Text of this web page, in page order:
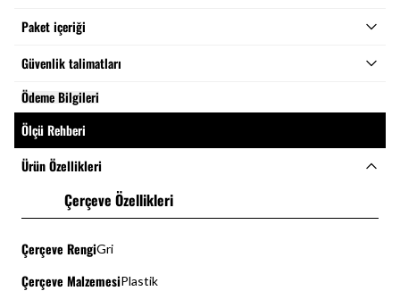
Paket içeriği
Güvenlik talimatları
Ödeme Bilgileri
Ölçü Rehberi
Ürün Özellikleri
Çerçeve Özellikleri
Çerçeve RengiGri
Çerçeve MalzemesiPlastik